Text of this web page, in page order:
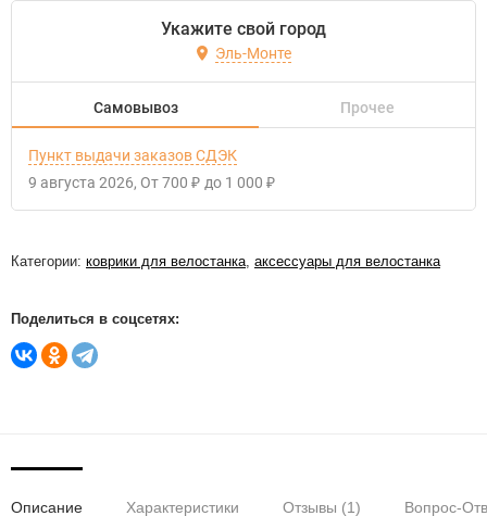
Укажите свой город
Эль-Монте
Самовывоз Прочее
Пункт выдачи заказов СДЭК
9 августа 2026 От 700 ₽ до 1 000 ₽
Категории: коврики для велостанка аксессуары для велостанка
Поделиться в соцсетях:
Описание Характеристики Отзывы (1) Вопрос-